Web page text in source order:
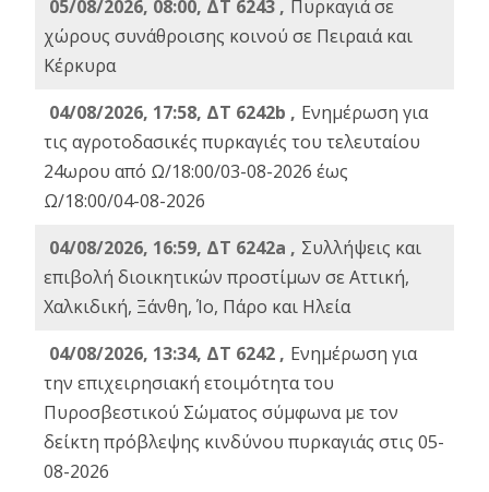
05/08/2026, 08:00, ΔΤ 6243 , Πυρκαγιά σε
χώρους συνάθροισης κοινού σε Πειραιά και
Κέρκυρα
04/08/2026, 17:58, ΔΤ 6242b , Ενημέρωση για
τις αγροτοδασικές πυρκαγιές του τελευταίου
24ωρου από Ω/18:00/03-08-2026 έως
Ω/18:00/04-08-2026
04/08/2026, 16:59, ΔΤ 6242a , Συλλήψεις και
επιβολή διοικητικών προστίμων σε Αττική,
Χαλκιδική, Ξάνθη, Ίο, Πάρο και Ηλεία
04/08/2026, 13:34, ΔΤ 6242 , Ενημέρωση για
την επιχειρησιακή ετοιμότητα του
Πυροσβεστικού Σώματος σύμφωνα με τον
δείκτη πρόβλεψης κινδύνου πυρκαγιάς στις 05-
08-2026